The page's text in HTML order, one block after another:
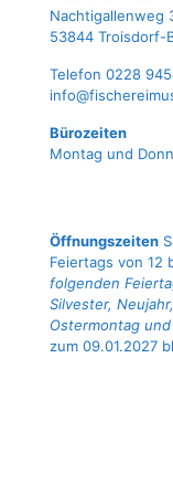
Nach­ti­gal­len­weg
53844 Troisdorf-
Tele­fon 0228
Büro­zei­ten
Mon­tag und
Öffnungszeiten
Feiertags von 12
folgenden
Silvester,
Ostermontag
zum 09.01.2027